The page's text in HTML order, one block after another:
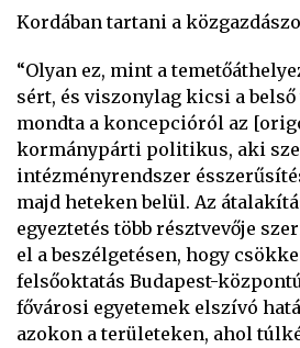
Kordában tartani a
“Olyan ez, mint a
sért, és viszonylag kicsi a
mondta a koncepcióról az
kormánypárti politikus, aki
intézményrendszer
majd heteken belül. Az
egyeztetés több résztvevője
el a beszélgetésen, hogy
felsőoktatás Budapest-
fővárosi egyetemek elszívó
azokon a területeken, ahol